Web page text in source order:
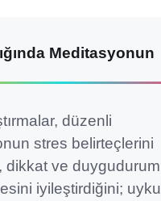
Meditasyonun
düzenli
stres belirteçlerini
dikkat ve duygudurum
iyileştirdiğini; uyku